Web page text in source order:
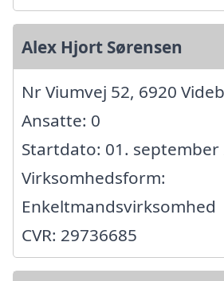
Alex Hjort Sørensen
Nr Viumvej 52, 6920
Ansatte: 0
Startdato: 01. september
Virksomhedsform:
Enkeltmandsvirksomhed
CVR: 29736685